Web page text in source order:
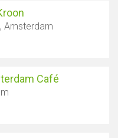
Amsterdam
Café